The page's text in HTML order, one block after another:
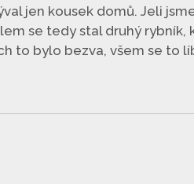
jen kousek domů. Jeli
se tedy stal druhý rybník,
to bylo bezva, všem se to